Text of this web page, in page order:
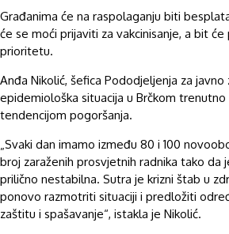
Građanima će na raspolaganju biti
će se moći prijaviti za vakcinisanje, a bit
prioritetu.
Anđa Nikolić, šefica Pododjeljenja za
epidemiološka situacija u Brčkom trenutno
tendencijom pogoršanja.
„Svaki dan imamo između 80 i 100
broj zaraženih prosvjetnih radnika tako da
prilično nestabilna. Sutra je krizni štab u
ponovo razmotriti situaciji i predložiti
zaštitu i spašavanje“, istakla je Nikolić.